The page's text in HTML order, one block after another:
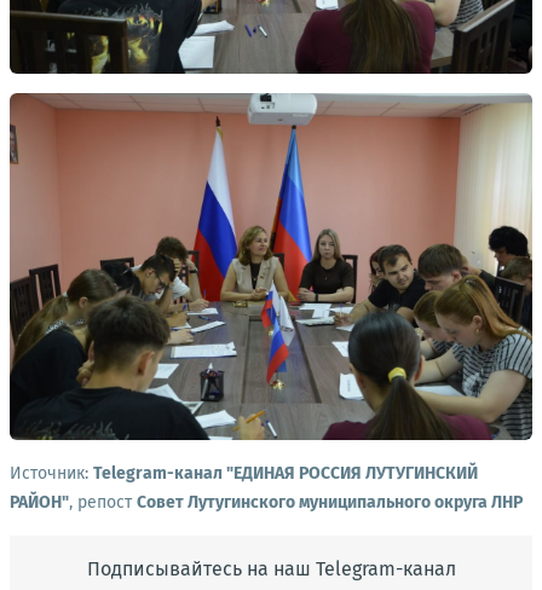
Источник: Telegram-канал "ЕДИНАЯ РОССИЯ ЛУТУГИНСКИЙ
РАЙОН", репостСовет Лутугинского муниципального округа ЛНР
Подписывайтесь на наш Telegram-канал